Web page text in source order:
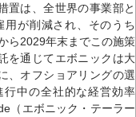
置は、全世界の事業部と
が削減され、そのうち
ら2029年末までこの施策
を通じてエボニックは大
、オフショアリングの選
中の全社的な経営効率
（エボニック・テーラー